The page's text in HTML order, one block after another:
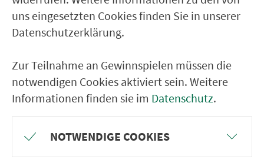
Ver­bin­dungen
Abfahrten
Tickets & Preise
Fahr­plan­ände­rungen
uns eingesetzten Cookies finden Sie in unserer
Datenschutzerklärung.
Zur Teilnahme an Gewinnspielen müssen die
notwendigen Cookies aktiviert sein. Weitere
Informationen finden sie im Datenschutz.
NOTWENDIGE COOKIES